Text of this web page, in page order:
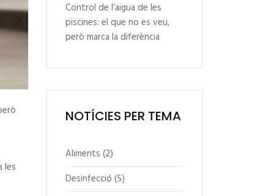
les
Control de l’aigua de les
piscines: el que no es veu,
però marca la diferència
NOTÍCIES PER TEMA
Aliments (2)
Desinfecció (5)